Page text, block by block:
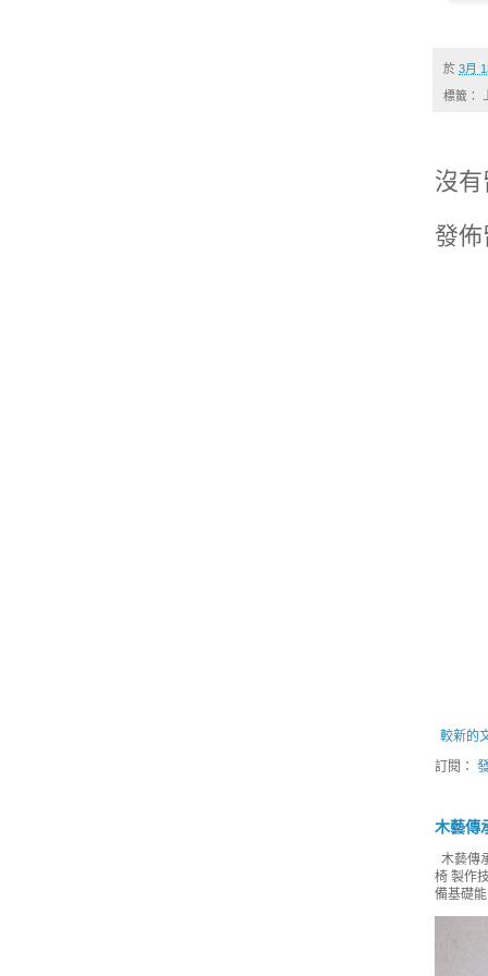
於 3月
標籤：
沒
發
較新的
訂閱：
木藝傳
木藝傳
椅 製作
備基礎